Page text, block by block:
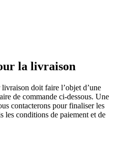
la livraison
doit faire l’objet d’une
de commande ci-dessous. Une
contacterons pour finaliser les
les conditions de paiement et de